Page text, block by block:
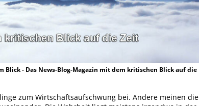
Blick - Das News-Blog-Magazin mit dem kritischen Blick auf die
zum Wirtschaftsaufschwung bei. Andere meinen die